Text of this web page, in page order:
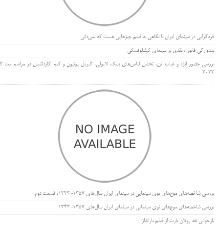
فردگرایی در سینمای ایران با نگاهی به فیلم چیزهایی هست که نمی‌دانی
بت‌وارگی قانون، نقدی بر سینمای کیشلوفسکی
بررسی حضور ابژه و غیاب تن، تحلیل لباس‌های بلیک لایولی، گبریل یونیون و کیم کارداشیان در مراسم مت
۲۰۲۲
بررسی شاخصه‌های موج‌های نوی سینمایی در سینمای ایران سال‌های 1357-1343، قسمت دوم
بررسی شاخصه‌های موج‌های نوی سینمایی در سینمای ایران سال‌های 1357-1343
بازخوانی نقد رولان بارت از فیلم بارانداز